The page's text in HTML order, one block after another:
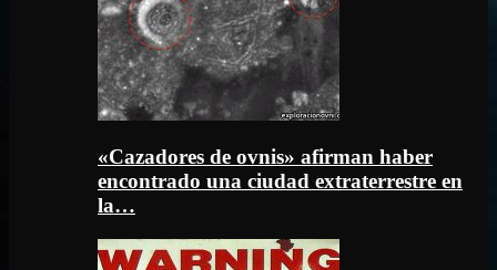
«Cazadores de ovnis» afirman haber
encontrado una ciudad extraterrestre en
la…